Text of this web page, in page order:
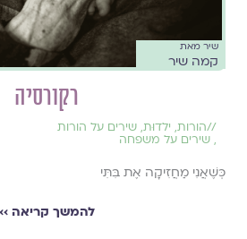
שיר מאת
קמה שיר
רקורסיה
//הורות, ילדוּת, שירים על הורות
, שירים על משפחה
כְּשֶׁאֲנִי מַחֲזִיקָה אֶת בִּתִּי
להמשך קריאה ››